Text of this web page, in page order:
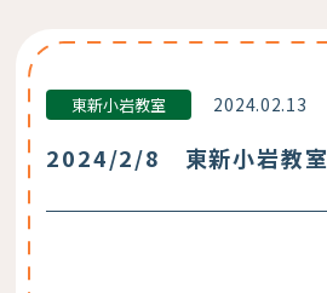
東新小岩教室 2024.02.13
2024/2/8 東新小岩教室